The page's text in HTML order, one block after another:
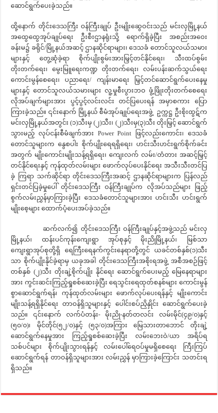
ဆောင်ရွက်ပေးခဲ့သည်။
ထို့နောက် တိုင်းဒေသကြီး ဝန်ကြီးချုပ် ဦးမျိုးဆွေဝင်းသည် မင်းလှမြို့နယ်
အထွေထွေအုပ်ချုပ်ရေး ဦးစီးဌာနရုံးသို့ ရောက်ရှိခဲ့ပြီး အစည်းအဝေး
ခန်းမ၌ ခရိုင်/မြို့နယ်အဆင့် ဌာနဆိုင်ရာများ၊ ဒေသခံ တောင်သူလယ်သမား
များနှင့် တွေ့ဆုံခဲ့ရာ စိုက်ပျိုးစွမ်းအားမြှင့်တင်နိုင်ရေး၊ သီးထပ်စွမ်း
တိုးတက်ရေး၊ မွေးမြူရေးကဏ္ဍ တိုးတက်ရေး၊ လမ်းပန်းဆက်သွယ်ရေး
ကောင်းမွန်စေရေး၊ ပညာရေး/ ကျန်းမာရေး မြှင့်တင်ဆောင်ရွက်ပေးနေမှု
များနှင့် တောင်သူလယ်သမားများ လူ့မှုစီးပွားဘဝ ဖွံ့ဖြိုးတိုးတက်စေရေး
လိုအပ်ချက်များအား ပွင့်ပွင့်လင်းလင်း တင်ပြပေးရန် အမှာစကား ပြော
ကြားခဲ့သည်။ ၎င်းနောက် မြို့နယ် စီမံအုပ်ချုပ်ရေးအဖွဲ့ ဥက္ကဋ္ဌ ဦးစိုးထွဋ်က
မင်းလှမြို့နယ်အတွင်း (၁)သီးမှ (၂)သီး၊ (၂)သီးမှ(၃)သီး တိုးမြှင့် ဆောင်ရွက်
သွားမည့် လုပ်ငန်းစီမံချက်အား Power Point ဖြင့်လည်းကောင်း၊ ဒေသခံ
တောင်သူများက နွေစပါး စိုက်ပျိုးရေရရှိရေး၊ ဟင်းသီးဟင်းရွက်စိုက်ခင်း
အတွက် မျိုးကောင်းမျိုးသန့်ရရှိရေး၊ ကျေးလက် လမ်း/တံတား အဆင့်မြှင့်
တင်နိုင်ရေးနှင့် ကုန်ထုတ်လမ်းများ ဖောက်လုပ်ပေးနိုင်ရေး အသီးသီးတင်ပြ
ခဲ့ ကြရာ သက်ဆိုင်ရာ တိုင်းဒေသကြီးအဆင့် ဌာနဆိုင်ရာများက ပြန်လည်
ရှင်းတင်ပြခဲ့မှုပေါ် တိုင်းဒေသကြီး ဝန်ကြီးချုပ်က လိုအပ်သည်များ ဖြည့်
စွက်လမ်းညွှန်မှာကြားခဲ့ပြီး ဒေသခံတောင်သူများအား ဟင်းသီး ဟင်းရွက်
မျိုးစေ့များ ထောက်ပံ့ပေးအပ်ခဲ့သည်။
ဆက်လက်၍ တိုင်းဒေသကြီး ဝန်ကြီးချုပ်နှင့်အဖွဲ့သည် မင်းလှ
မြို့နယ်၊ ထန်းပင်ကုန်းကျေးရွာ အုပ်စုနှင့် မိုးညိုမြို့နယ်၊ မြစ်သာ
ကျေးရွာအုပ်စုတို့ရှိ ရေကြီးရေနက်ကွင်းနေရာတို့တွင် ယခင်တစ်နှစ်(၁)သီး
သာ စိုက်ပျိုးနိုင်ခဲ့ရာမှ ယခုအခါ တိုင်းဒေသကြီးအစိုးရအဖွဲ့ အစီအစဉ်ဖြင့်
တစ်နှစ် (၂)သီး တိုးချဲ့စိုက်ပျိုး နိုင်ရေး ဆောင်ရွက်ပေးမည့် မြေနေရာများ
အား ကွင်းဆင်းကြည့်ရှုစစ်ဆေးခဲ့ပြီး ရေသွင်းရေထုတ်စနစ်များ ကောင်းမွန်
စွာဆောင်ရွက်ရန်၊ ကုန်ထုတ်လမ်းများ ဖောက်လုပ်ပေးရန်နှင့် မျိုးကောင်း
မျိုးသန့်ရရှိနိုင်ရေး တာဝန်ရှိသူများနှင့် ပေါင်းစပ်ညှိနှိုင်း ဆောင်ရွက်ပေးခဲ့
သည်။ ၎င်းနောက် လက်ပံတန်း- မိုးညို-နတ်တလင်း လမ်းမိုင်(၄၉/၀)နှင့်
(၅၀/၀)၊ မိုင်တိုင်(၅၂/၀)နှင့် (၅၃/၀)အကြား မြေသားတာဘောင် တိုးချဲ့
ဆောင်ရွက်နေမှုအား ကြည့်ရှုစစ်ဆေးခဲ့ပြီး လမ်းဘေးဝဲ/ယာ အရိပ်ရ
သစ်ပင်များ စိုက်ပျိုးသွားရန်နှင့် လမ်းပေါ်ရေဝပ်မှုမရှိစေရေး ကြီးကြပ်
ဆောင်ရွက်ရန် တာဝန်ရှိသူများအား လမ်းညွှန် မှာကြားခဲ့ကြောင်း သတင်းရ
ရှိသည်။